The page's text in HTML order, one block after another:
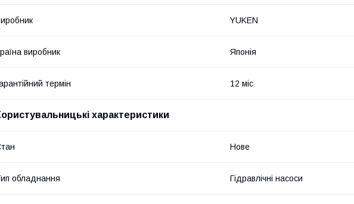
YUKEN
виробник Японія
термін 12 міс
характеристики
Нове
обладнання Гідравлічні насоси